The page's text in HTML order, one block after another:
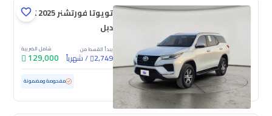
تويوتا فورتشنر GX 2025
دبل
يبدأ القسط من
2,749
/شهرياً
شامل الضريبة
129,000
مستعملة 7,088 كم ممشى قليل مفحوصة ومضمونة